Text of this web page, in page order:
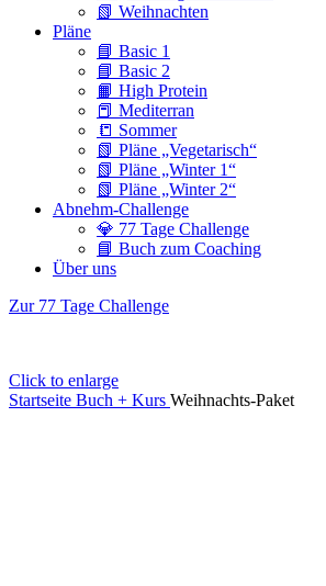
📗 Weihnachten
Pläne
📘 Basic 1
📘 Basic 2
📙 High Protein
📕 Mediterran
📒 Sommer
📗 Pläne „Vegetarisch“
📗 Pläne „Winter 1“
📗 Pläne „Winter 2“
Abnehm-Challenge
💎 77 Tage Challenge
📘 Buch zum Coaching
Über uns
Zur 77 Tage Challenge
Click to enlarge
Startseite Buch + Kurs Weihnachts-Paket